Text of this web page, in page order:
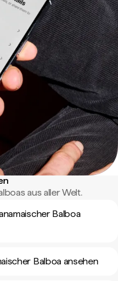
aus aller Welt.
Balboa
Balboa ansehen